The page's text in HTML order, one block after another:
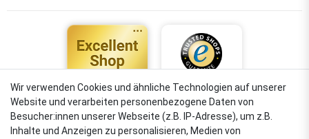
4,88
Sehr gut
Wir verwenden Cookies und ähnliche Technologien auf unserer
Website und verarbeiten personenbezogene Daten von
Besucher:innen unserer Webseite (z.B. IP-Adresse), um z.B.
Inhalte und Anzeigen zu personalisieren, Medien von